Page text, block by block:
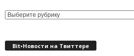
Выбор
Bit•Новости на Твиттере